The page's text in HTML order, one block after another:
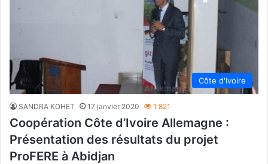
Côte d'Ivoire
SANDRA KOHET 17 janvier 2020 1 821
Coopération Côte d’Ivoire Allemagne :
Présentation des résultats du projet
ProFERE à Abidjan